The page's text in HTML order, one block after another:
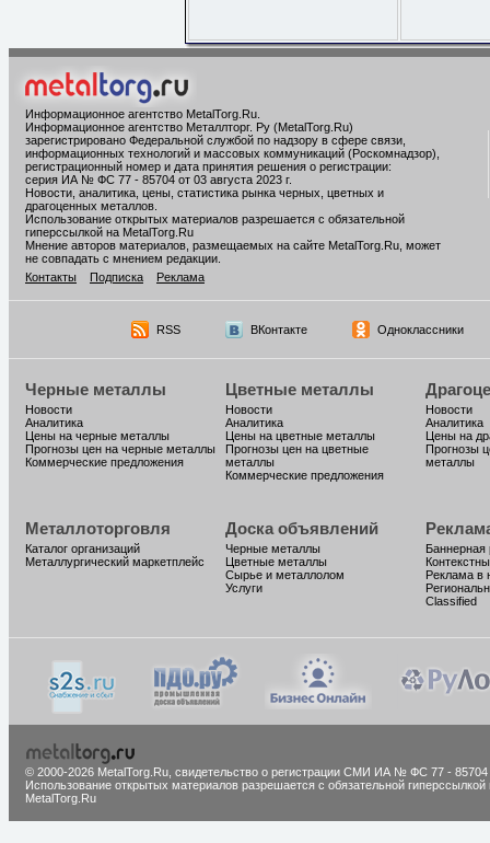
Информационное агентство MetalTorg.Ru
Информационное агентство Металлторг. Ру (MetalTorg.Ru)
зарегистрировано Федеральной службой по надзору в сфере связи,
информационных технологий и массовых коммуникаций (Роскомнадзор),
регистрационный номер и дата принятия решения о регистрации:
серия ИА № ФС 77 - 85704 от 03 августа 2023 г.
Новости, аналитика, цены, статистика рынка черных, цветных и
драгоценных металлов.
Использование открытых материалов разрешается с обязательной
гиперссылкой на MetalTorg.Ru
Мнение авторов материалов, размещаемых на сайте MetalTorg.Ru, может
не совпадать с мнением редакции.
Контакты
Подписка Реклама
RSS ВКонтакте Одноклассники
Черные металлы
Новости
Аналитика
Цены на черные металлы
Прогнозы цен на черные металлы
Коммерческие предложения
Цветные металлы
Новости
Аналитика
Цены на цветные металлы
Прогнозы цен на цветные
металлы
Коммерческие предложения
Новости
Аналитика
Цены на
Прогнозы
металлы
Металлоторговля
Каталог организаций
Металлургический маркетплейс
Доска объявлений
Черные металлы
Цветные металлы
Сырье и металлолом
Услуги
Баннерная
Реклама в
Classified
© 2000-2026 MetalTorg.Ru, cвидетельство о регистрации СМИ ИА № ФС 77 - 85704
Использование открытых материалов разрешается с обязательной гиперссылкой
MetalTorg.Ru